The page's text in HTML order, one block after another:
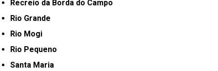
Recreio da Borda do Campo
Rio Grande
Rio Mogi
Rio Pequeno
Santa Maria